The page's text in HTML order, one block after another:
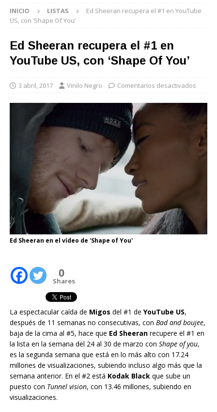
INICIO LISTAS
Ed Sheeran recupera el #1 en YouTube
US, con ‘Shape Of You’
Ed Sheeran recupera el #1 en
YouTube US, con ‘Shape Of You’
3 abril, 2017 Vinilo Negro Comentarios desactivados
Ed Sheeran en el vídeo de 'Shape of You'
0
Shares
La espectacular caída de Migos del #1 de YouTube US,
después de 11 semanas no consecutivas, con Bad and boujee,
baja de la cima al #5, hace que Ed Sheeran recupere el #1 en
la lista en la semana del 24 al 30 de marzo con Shape of you,
es la segunda semana que está en lo más alto con 17.24
millones de visualizaciones, subiendo incluso algo más que la
semana anterior. En el #2 está Kodak Black que sube un
puesto con Tunnel vision, con 13.46 millones, subiendo en
visualizaciones.